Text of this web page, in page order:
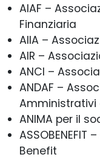
AIAF –
Finanziaria
AIIA –
AIR –
ANCI –
ANDAF –
Amministrativi
ANIMA per il
Benefit